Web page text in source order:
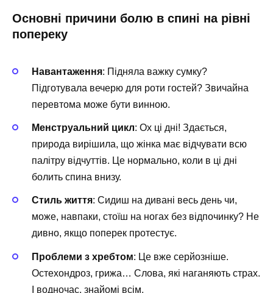
Основні причини болю в спині на рівні
попереку
Навантаження: Підняла важку сумку?
Підготувала вечерю для роти гостей? Звичайна
перевтома може бути винною.
Менструальний цикл: Ох ці дні! Здається,
природа вирішила, що жінка має відчувати всю
палітру відчуттів. Це нормально, коли в ці дні
болить спина внизу.
Стиль життя: Сидиш на дивані весь день чи,
може, навпаки, стоїш на ногах без відпочинку? Не
дивно, якщо поперек протестує.
Проблеми з хребтом: Це вже серйозніше.
Остехондроз, грижа… Слова, які наганяють страх.
І водночас, знайомі всім.